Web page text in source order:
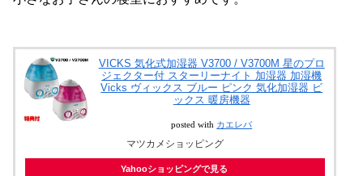
VICKS 気化式加湿器 V3700 / V3700M 星のプロ
ジェクター付 スターリーナイト 加湿器 加湿機
Vicks ヴィックス ブルー ピンク 気化加湿器 ビ
ックス 暖房機器
posted with カエレバ
マツカメショッピング
Yahooショッピングで見る